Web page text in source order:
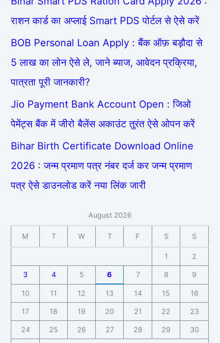
राशन कार्ड का अप्लाई Smart PDS पोर्टल से ऐसे करें
BOB Personal Loan Apply : बैंक ऑफ़ बड़ौदा से
5 लाख का लोन ऐसे ले, जाने ब्याज, आवेदन प्रक्रिया,
पात्रता पूरी जानकारी?
Jio Payment Bank Account Open : जिओ
पेमेंट्स बैंक में जीरो बैलेंस अकाउंट तुरंत ऐसे ओपन करें
Bihar Birth Certificate Download Online
2026 : जन्म प्रमाण पत्र नंबर दर्ज कर जन्म प्रमाण
पत्र ऐसे डाउनलोड करें नया लिंक जारी
August 2026
M T W T F S S
1 2
3 4 5 6 7 8 9
10 11 12 13 14 15 16
17 18 19 20 21 22 23
24 25 26 27 28 29 30